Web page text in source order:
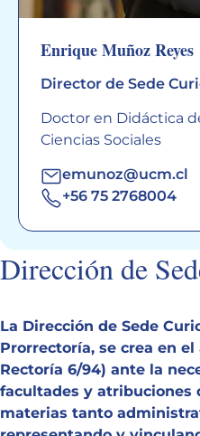
Enrique Muñoz Reyes
Director de Sede
Doctor en Didáctica
Ciencias Sociales
emunoz@ucm.cl
+56 75 2768004
Dirección de
La Dirección de Sede
Prorrectoría, se crea en el
Rectoría 6/94) ante la
facultades y atribuciones
materias tanto